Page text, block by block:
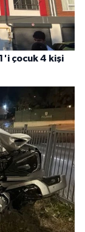
çocuk 4 kişi